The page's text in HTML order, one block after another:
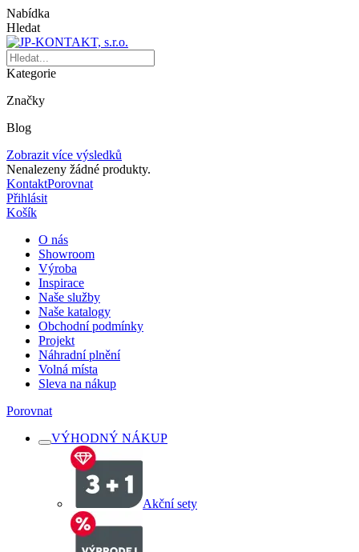
Nabídka
Hledat
Kategorie
Značky
Blog
Zobrazit více výsledků
Nenalezeny žádné produkty.
KontaktPorovnat
Přihlásit
Košík
O nás
Showroom
Výroba
Inspirace
Naše služby
Naše katalogy
Obchodní podmínky
Projekt
Náhradní plnění
Volná místa
Sleva na nákup
Porovnat
VÝHODNÝ NÁKUP
Akční sety